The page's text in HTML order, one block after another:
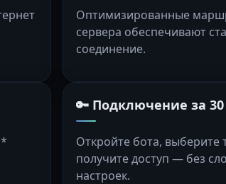
Оптимизированные
сервера обеспечивают
соединение.
🔑 Подключение за 30
Откройте бота, выберите
получите доступ — без
настроек.